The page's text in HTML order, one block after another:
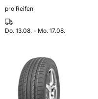
pro Reifen
Do. 13.08. - Mo. 17.08.